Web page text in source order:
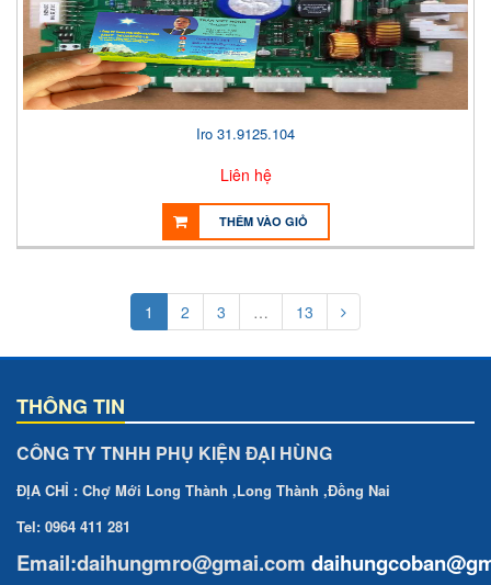
Iro 31.9125.104
Liên hệ
THÊM VÀO GIỎ
1 2 3 … 13
THÔNG TIN
CÔNG TY TNHH PHỤ KIỆN ĐẠI HÙNG
ĐỊA CHỈ : Chợ Mới Long Thành ,Long Thành ,Đồng Nai
Tel: 0964 411 281
Email:daihungmro@gmai.com daihungcoban